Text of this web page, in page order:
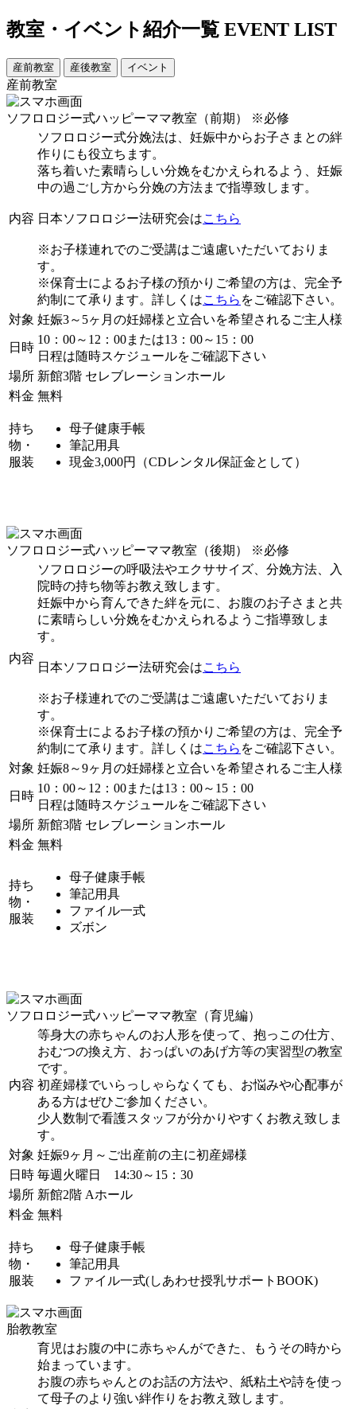
教室・イベント紹介一覧 EVENT LIST
産前教室 産後教室 イベント
産前教室
ソフロロジー式ハッピーママ教室（前期） ※必修
内容
ソフロロジー式分娩法は、妊娠中からお子さまとの絆
作りにも役立ちます。
落ち着いた素晴らしい分娩をむかえられるよう、妊娠
中の過ごし方から分娩の方法まで指導致します。
日本ソフロロジー法研究会はこちら
※お子様連れでのご受講はご遠慮いただいておりま
す。
※保育士によるお子様の預かりご希望の方は、完全予
約制にて承ります。詳しくはこちら をご確認下さい。
対象 妊娠3～5ヶ月の妊婦様と立合いを希望されるご主人様
日時
10：00～12：00または13：00～15：00
日程は随時スケジュールをご確認下さい
場所 新館3階 セレブレーションホール
料金 無料
持ち
物・
服装
母子健康手帳
筆記用具
現金3,000円（CDレンタル保証金として）
ソフロロジー式ハッピーママ教室（後期） ※必修
内容
ソフロロジーの呼吸法やエクササイズ、分娩方法、入
院時の持ち物等お教え致します。
妊娠中から育んできた絆を元に、お腹のお子さまと共
に素晴らしい分娩をむかえられるようご指導致しま
す。
日本ソフロロジー法研究会はこちら
※お子様連れでのご受講はご遠慮いただいておりま
す。
※保育士によるお子様の預かりご希望の方は、完全予
約制にて承ります。詳しくはこちら をご確認下さい。
対象 妊娠8～9ヶ月の妊婦様と立合いを希望されるご主人様
日時
10：00～12：00または13：00～15：00
日程は随時スケジュールをご確認下さい
場所 新館3階 セレブレーションホール
料金 無料
持ち
物・
服装
母子健康手帳
筆記用具
ファイル一式
ズボン
ソフロロジー式ハッピーママ教室（育児編）
内容
等身大の赤ちゃんのお人形を使って、抱っこの仕方、
おむつの換え方、おっぱいのあげ方等の実習型の教室
です。
初産婦様でいらっしゃらなくても、お悩みや心配事が
ある方はぜひご参加ください。
少人数制で看護スタッフが分かりやすくお教え致しま
す。
対象 妊娠9ヶ月～ご出産前の主に初産婦様
日時 毎週火曜日 14:30～15：30
場所 新館2階 Aホール
料金 無料
持ち
物・
服装
母子健康手帳
筆記用具
ファイル一式(しあわせ授乳サポートBOOK)
胎教教室
育児はお腹の中に赤ちゃんができた、もうその時から
始まっています。
お腹の赤ちゃんとのお話の方法や、紙粘土や詩を使っ
て母子のより強い絆作りをお教え致します。